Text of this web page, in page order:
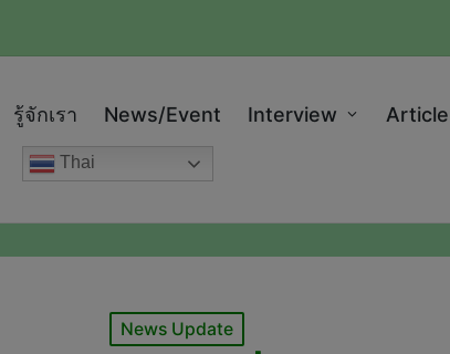
รู้จักเรา News/Event Interview Article
Thai
Posted
News Update